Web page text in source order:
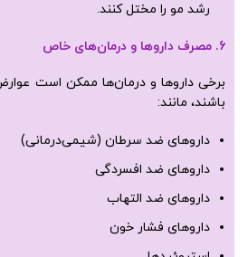
رشد مو را مختل کنند.
6. مصرف داروها و درمان‌های خاص
برخی داروها و درمان‌ها ممکن است
باشند، مانند:
داروهای ضد سرطان (شیمی‌درمانی)
داروهای ضد افسردگی
داروهای ضد التهاب
داروهای فشار خون